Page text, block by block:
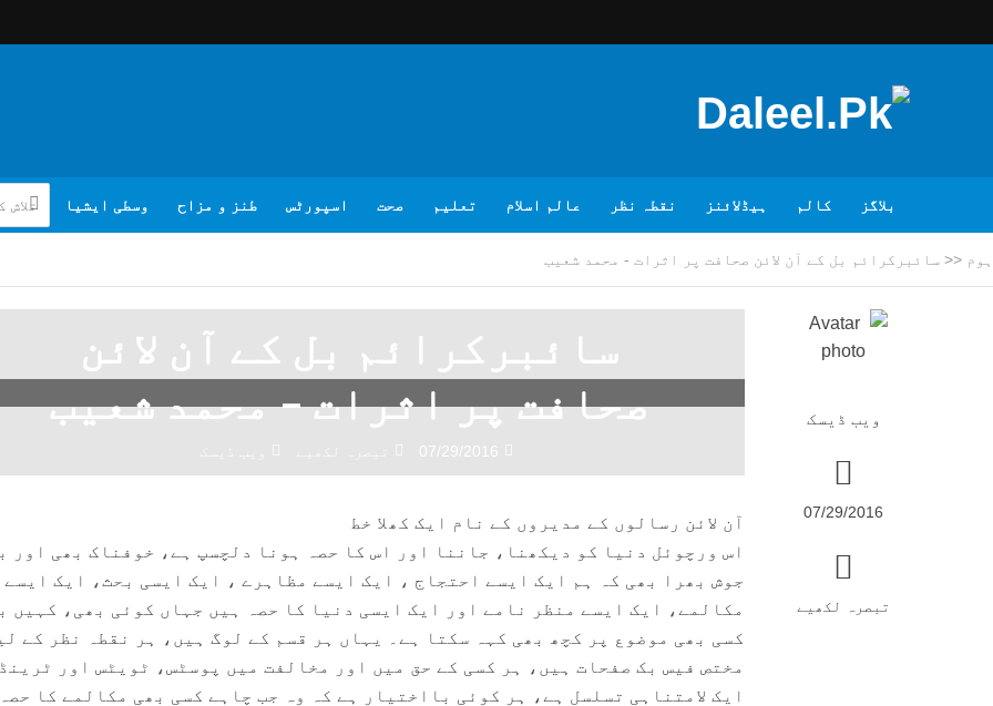
بلاگز کالم ہیڈلائنز نقطہ نظر عالم اسلام تعلیم صحت اسپورٹس طنز و مزاح وسطی ایشیا
ہوم << سائبرکرائم بل کے آن لائن صحافت پر اثرات - محمد شعیب
ویب ڈیسک
07/29/2016
تبصرہ لکھیے
سائبرکرائم بل کے آن لائن
صحافت پر اثرات – محمد شعیب
07/29/2016
آن لائن رسالوں کے مدیروں کے نام ایک کھلا خط
اس ورچوئل دنیا کو دیکھنا، جاننا اور اس کا حصہ ہونا دلچسپ ہے، خوفناک بھی اور
جوش بھرا بھی کہ ہم ایک ایسے احتجاج ، ایک ایسے مظاہرے ، ایک ایسی بحث، ایک ایسے
مکالمے، ایک ایسے منظر نامے اور ایک ایسی دنیا کا حصہ ہیں جہاں کوئی بھی، کہیں
کسی بھی موضوع پر کچھ بھی کہہ سکتا ہے۔ یہاں ہر قسم کے لوگ ہیں، ہر نقطہ نظر کے
مختص فیس بک صفحات ہیں، ہر کسی کے حق میں اور مخالفت میں پوسٹس، ٹویٹس اور
ایک لامتناہی تسلسل ہے، ہر کوئی بااختیار ہے کہ وہ جب چاہے کسی بھی مکالمے کا